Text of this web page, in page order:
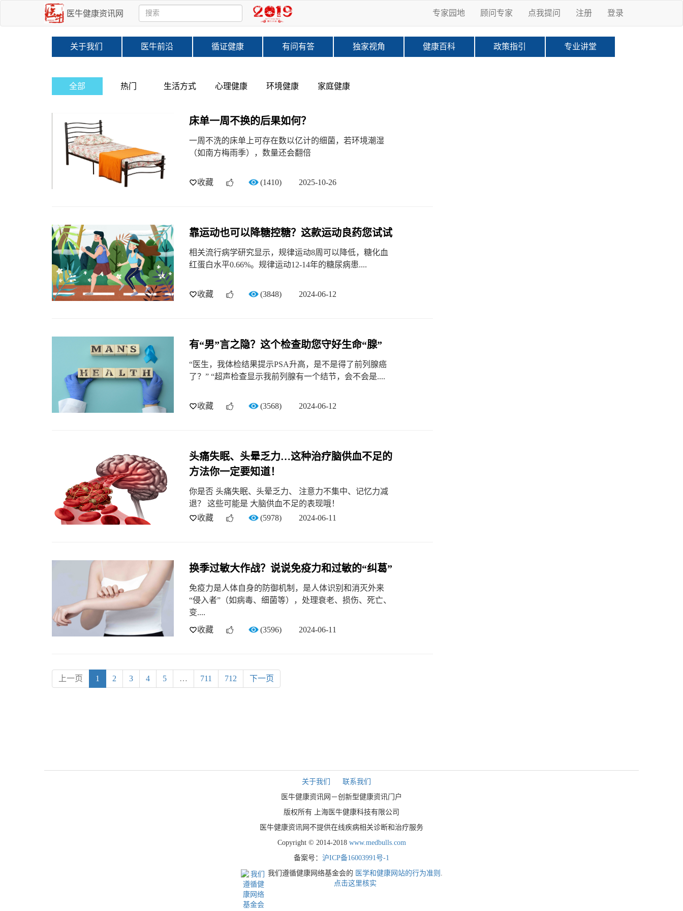
医牛健康资讯网 专家园地 顾问专家 点我提问 注册 登录
关于我们 医牛前沿 循证健康 有问有答 独家视角 健康百科 政策指引 专业讲堂
全部 热门 生活方式 心理健康 环境健康 家庭健康
床单一周不换的后果如何？
一周不洗的床单上可存在数以亿计的细菌，若环境潮湿
（如南方梅雨季），数量还会翻倍
收藏 (1410) 2025-10-26
靠运动也可以降糖控糖？这款运动良药您试试
相关流行病学研究显示，规律运动8周可以降低，糖化血
红蛋白水平0.66%。规律运动12-14年的糖尿病患....
收藏 (3848) 2024-06-12
有“男”言之隐？这个检查助您守好生命“腺”
“医生，我体检结果提示PSA升高，是不是得了前列腺癌
了？” “超声检查显示我前列腺有一个结节，会不会是....
收藏 (3568) 2024-06-12
头痛失眠、头晕乏力…这种治疗脑供血不足的
方法你一定要知道！
你是否 头痛失眠、头晕乏力、 注意力不集中、记忆力减
退？ 这些可能是 大脑供血不足的表现哦！
收藏
(5978) 2024-06-11
换季过敏大作战？说说免疫力和过敏的“纠葛”
免疫力是人体自身的防御机制，是人体识别和消灭外来
“侵入者”（如病毒、细菌等），处理衰老、损伤、死亡、
变....
收藏
(3596) 2024-06-11
上一页 1 2 3 4 5 … 711 712 下一页
关于我们
联系我们
医牛健康资讯网－创新型健康资讯门户
版权所有 上海医牛健康科技有限公司
医牛健康资讯网不提供在线疾病相关诊断和治疗服务
Copyright © 2014-2018 www.medbulls.com
备案号： 沪ICP备16003991号-1
我们遵循健康网络基金会的 医学和健康网站的行为准则 .
点击这里核实